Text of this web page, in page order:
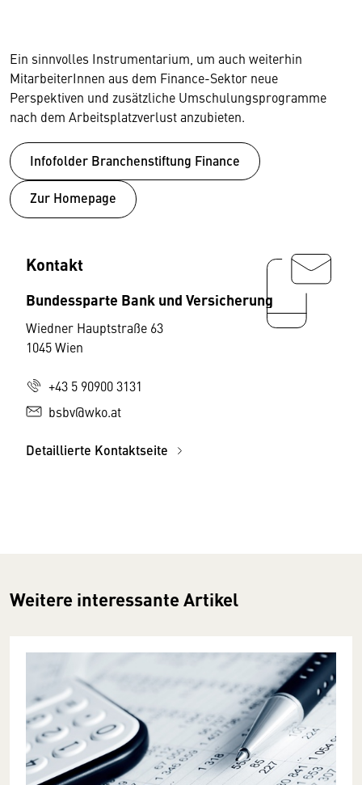
Ein sinnvolles Instrumentarium, um auch weiterhin
MitarbeiterInnen aus dem Finance-Sektor neue
Perspektiven und zusätzliche Umschulungsprogramme
nach dem Arbeitsplatz­verlust anzubieten.
Infofolder Branchenstiftung Finance
Zur Homepage
Kontakt
Bundessparte Bank und Versicherung
Wiedner Hauptstraße 63
1045 Wien
+43 5 90900 3131
bsbv@wko.at
Detaillierte Kontaktseite
Weitere interessante Artikel